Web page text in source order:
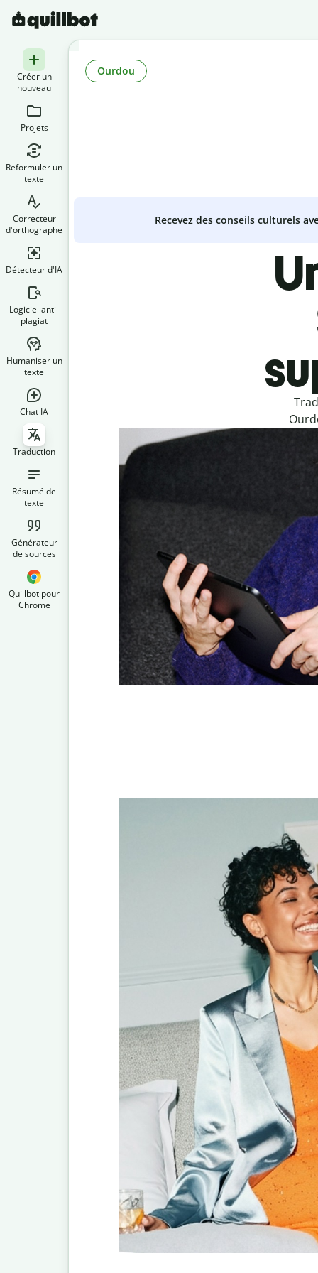
Créer un
nouveau
Projets
Reformuler un
texte
Correcteur
d'orthographe
Détecteur d'IA
Logiciel anti-
plagiat
Humaniser un
texte
Chat IA
Traduction
Résumé de
texte
Générateur
de sources
Quillbot pour
Chrome
Ourdou
Recevez des conseils culturels